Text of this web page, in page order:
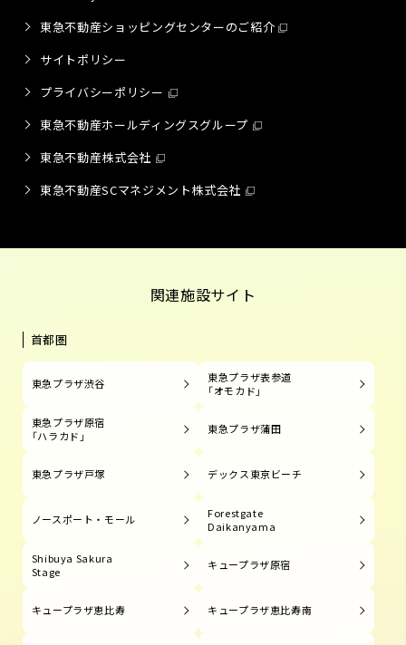
東急不動産ショッピングセンターのご紹介
サイトポリシー
プライバシーポリシー
東急不動産ホールディングスグループ
東急不動産株式会社
東急不動産SCマネジメント株式会社
関連施設サイト
首都圏
東急プラザ渋谷
東急プラザ表参道
「オモカド」
東急プラザ原宿
「ハラカド」
東急プラザ蒲田
東急プラザ戸塚 デックス東京ビーチ
ノースポート・モール
Forestgate
Daikanyama
Shibuya Sakura
Stage
キュープラザ原宿
キュープラザ恵比寿 キュープラザ恵比寿南